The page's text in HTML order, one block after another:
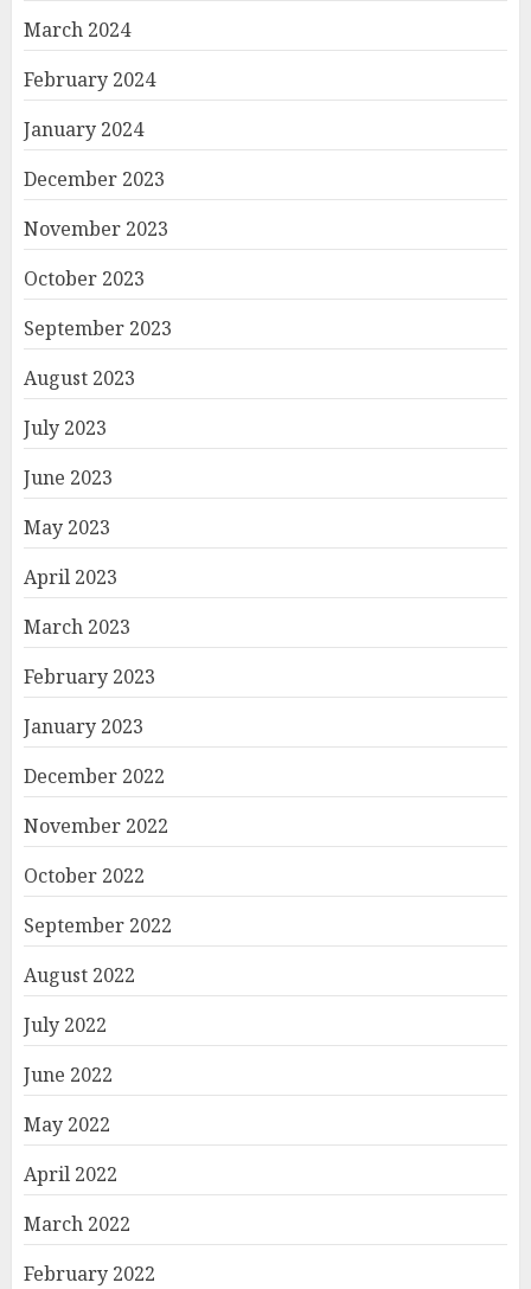
March 2024
February 2024
January 2024
December 2023
November 2023
October 2023
September 2023
August 2023
July 2023
June 2023
May 2023
April 2023
March 2023
February 2023
January 2023
December 2022
November 2022
October 2022
September 2022
August 2022
July 2022
June 2022
May 2022
April 2022
March 2022
February 2022